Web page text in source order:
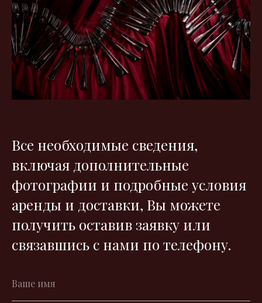
Все необходимые сведения,
включая дополнительные
фотографии и подробные условия
аренды и доставки, Вы можете
получить оставив заявку или
связавшись с нами по телефону.